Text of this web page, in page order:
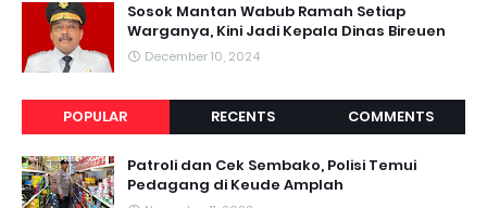
Sosok Mantan Wabub Ramah Setiap
Warganya, Kini Jadi Kepala Dinas Bireuen
December 10, 2024
POPULAR RECENTS COMMENTS
Patroli dan Cek Sembako, Polisi Temui
Pedagang di Keude Amplah